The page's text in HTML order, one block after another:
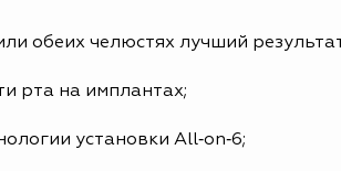
обеих челюстях лучший
рта на имплантах;
установки All‑on‑6;